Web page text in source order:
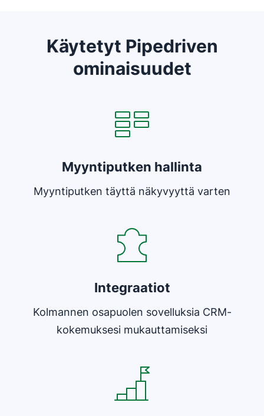
Käytetyt Pipedriven
ominaisuudet
Myyntiputken hallinta
Myyntiputken täyttä näkyvyyttä varten
Integraatiot
Kolmannen osapuolen sovelluksia CRM-
kokemuksesi mukauttamiseksi